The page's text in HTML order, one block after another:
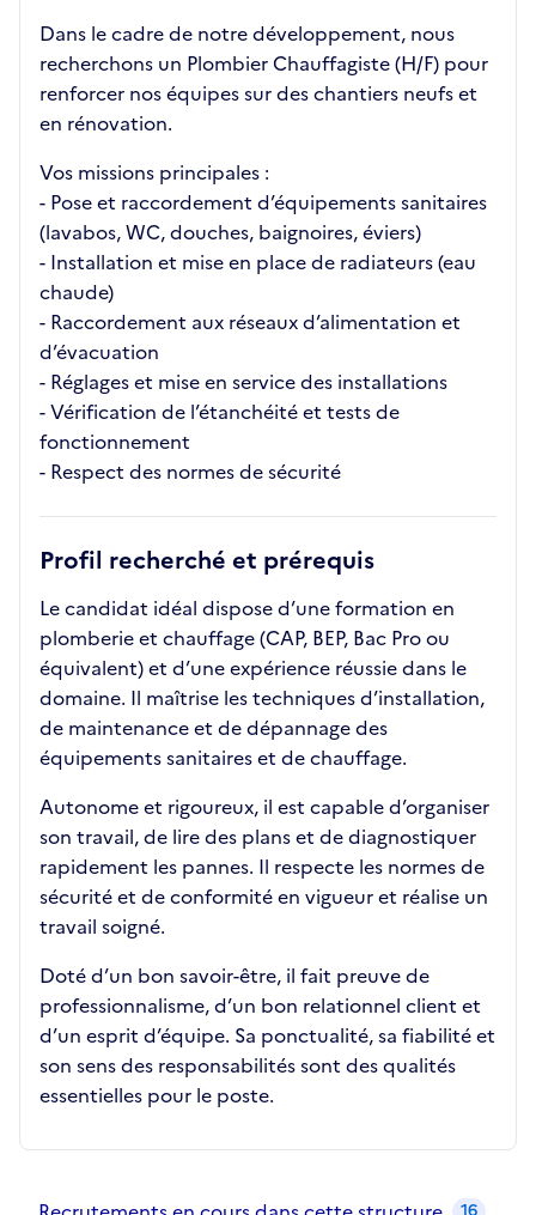
Dans le cadre de notre développement, nous
recherchons un Plombier Chauffagiste (H/F) pour
renforcer nos équipes sur des chantiers neufs et
en rénovation.
Vos missions principales :
- Pose et raccordement d’équipements sanitaires
(lavabos, WC, douches, baignoires, éviers)
- Installation et mise en place de radiateurs (eau
chaude)
- Raccordement aux réseaux d’alimentation et
d’évacuation
- Réglages et mise en service des installations
- Vérification de l’étanchéité et tests de
fonctionnement
- Respect des normes de sécurité
Profil recherché et prérequis
Le candidat idéal dispose d’une formation en
plomberie et chauffage (CAP, BEP, Bac Pro ou
équivalent) et d’une expérience réussie dans le
domaine. Il maîtrise les techniques d’installation,
de maintenance et de dépannage des
équipements sanitaires et de chauffage.
Autonome et rigoureux, il est capable d’organiser
son travail, de lire des plans et de diagnostiquer
rapidement les pannes. Il respecte les normes de
sécurité et de conformité en vigueur et réalise un
travail soigné.
Doté d’un bon savoir-être, il fait preuve de
professionnalisme, d’un bon relationnel client et
d’un esprit d’équipe. Sa ponctualité, sa fiabilité et
son sens des responsabilités sont des qualités
essentielles pour le poste.